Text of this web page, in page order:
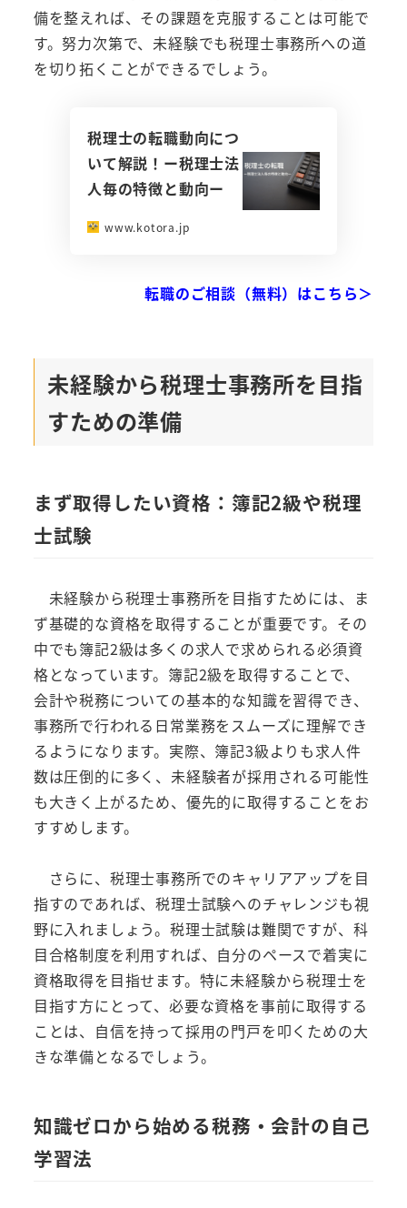
備を整えれば、その課題を克服することは可能で
す。努力次第で、未経験でも税理士事務所への道
を切り拓くことができるでしょう。
税理士の転職動向につ
いて解説！ー税理士法
人毎の特徴と動向ー
www.kotora.jp
転職のご相談（無料）はこちら＞
未経験から税理士事務所を目指
すための準備
まず取得したい資格：簿記2級や税理
士試験
未経験から税理士事務所を目指すためには、ま
ず基礎的な資格を取得することが重要です。その
中でも簿記2級は多くの求人で求められる必須資
格となっています。簿記2級を取得することで、
会計や税務についての基本的な知識を習得でき、
事務所で行われる日常業務をスムーズに理解でき
るようになります。実際、簿記3級よりも求人件
数は圧倒的に多く、未経験者が採用される可能性
も大きく上がるため、優先的に取得することをお
すすめします。
さらに、税理士事務所でのキャリアアップを目
指すのであれば、税理士試験へのチャレンジも視
野に入れましょう。税理士試験は難関ですが、科
目合格制度を利用すれば、自分のペースで着実に
資格取得を目指せます。特に未経験から税理士を
目指す方にとって、必要な資格を事前に取得する
ことは、自信を持って採用の門戸を叩くための大
きな準備となるでしょう。
知識ゼロから始める税務・会計の自己
学習法